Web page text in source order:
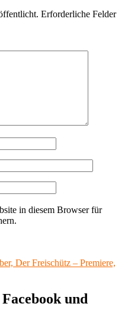
Erforderliche Felder
in diesem Browser für
Der Freischütz – Premiere,
und